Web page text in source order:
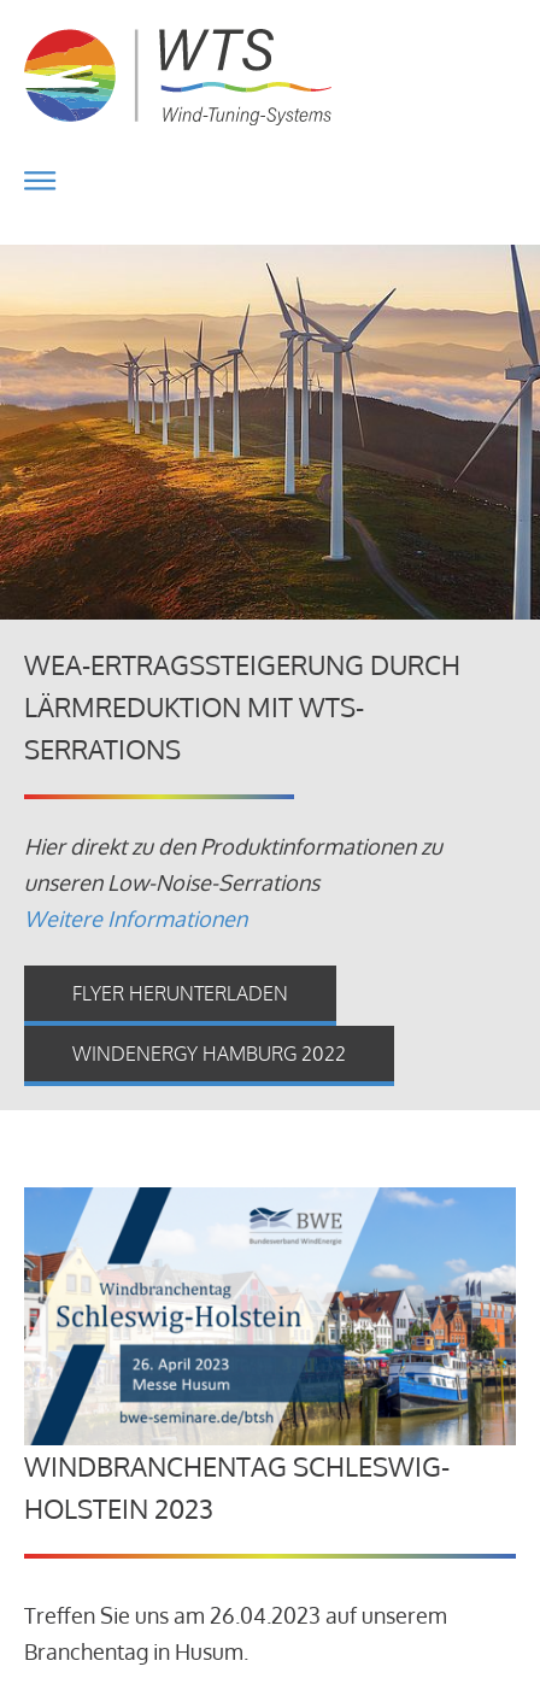
WEA-ERTRAGSSTEIGERUNG DURCH
LÄRMREDUKTION MIT WTS-
SERRATIONS
Hier direkt zu den Produktinformationen zu
unseren Low-Noise-Serrations
Weitere Informationen
FLYER HERUNTERLADEN
WINDENERGY HAMBURG 2022
WINDBRANCHENTAG SCHLESWIG-
HOLSTEIN 2023
Treffen Sie uns am 26.04.2023 auf unserem
Branchentag in Husum.